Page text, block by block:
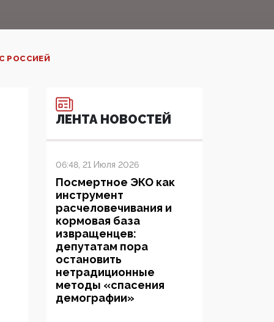
РОССИЕЙ
ЛЕНТА НОВОСТЕЙ
06:48, 21 Июля 2026
Посмертное ЭКО как
инструмент
расчеловечивания и
кормовая база
извращенцев:
депутатам пора
остановить
нетрадиционные
методы «спасения
демографии»